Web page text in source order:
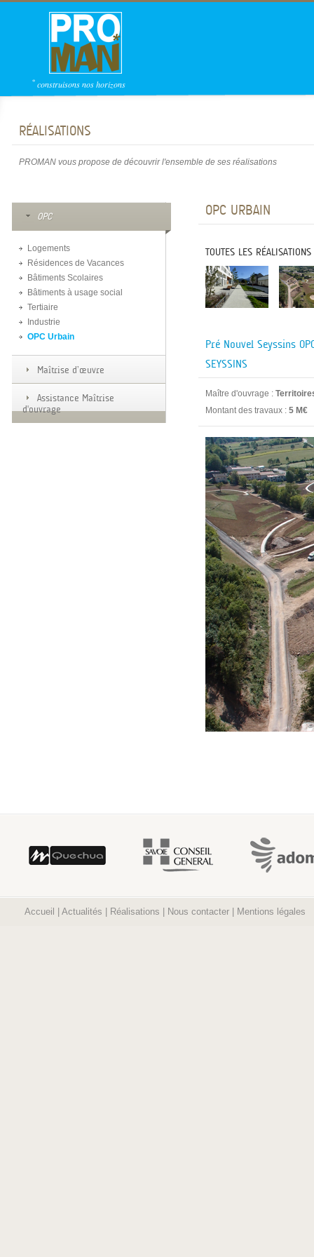
* construisons nos horizons
RÉALISATIONS
PROMAN vous propose de découvrir l'ensemble de ses réalisations
OPC
Logements
Résidences de Vacances
Bâtiments Scolaires
Bâtiments à usage social
Tertiaire
Industrie
OPC Urbain
Maîtrise d’œuvre
Assistance Maîtrise
d'ouvrage
OPC URBAIN
TOUTES LES RÉALISATIONS
Pré Nouvel Seyssins
SEYSSINS
Maître d'ouvrage :
Montant des travaux : 5 M€
Accueil Actualités Réalisations Nous contacter Mentions légales